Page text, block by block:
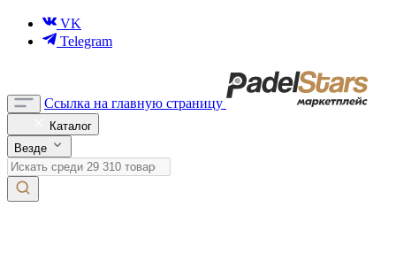
VK
Telegram
Ссылка на главную страницу
Каталог
Везде